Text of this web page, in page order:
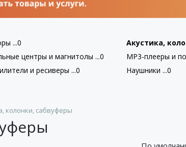
...0 Акустика,
центры и магнитолы ...0 MP3-плееры и
и ресиверы ...0 Наушники ...0
колонки, сабвуферы